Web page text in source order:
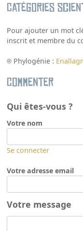
Catégories
Pour ajouter un mot
inscrit et membre du
Phylogénie :
Commenter
Qui êtes-vous ?
Votre nom
Se connecter
Votre adresse email
Votre message